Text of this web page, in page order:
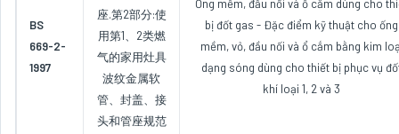
BS
669-2-
1997
座.第2部分:使
用第1、2类燃
气的家用灶具
波纹金属软
管、封盖、接
头和管座规范
Ống mềm, đầu nối và ổ cắm dùng cho
bị đốt gas - Đặc điểm kỹ thuật cho ống
mềm, vỏ, đầu nối và ổ cắm bằng kim
dạng sóng dùng cho thiết bị phục vụ
khí loại 1, 2 và 3